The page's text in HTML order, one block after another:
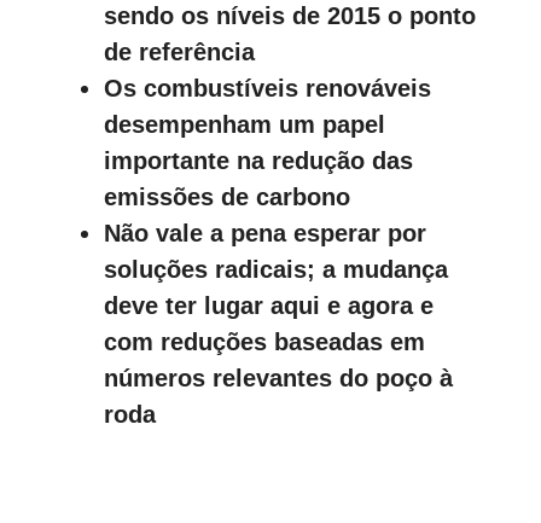
sendo os níveis de 2015 o ponto
de referência
Os combustíveis renováveis
desempenham um papel
importante na redução das
emissões de carbono
Não vale a pena esperar por
soluções radicais; a mudança
deve ter lugar aqui e agora e
com reduções baseadas em
números relevantes do poço à
roda